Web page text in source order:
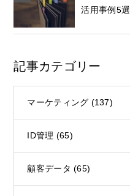
活用事例5選
記事カテゴリー
マーケティング (137)
ID管理 (65)
顧客データ(65)